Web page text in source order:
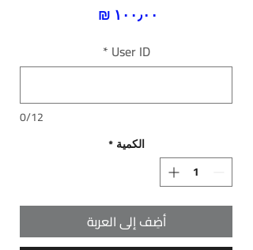
User ID
*
0/12
الكمية *
أضِف إلى العربة